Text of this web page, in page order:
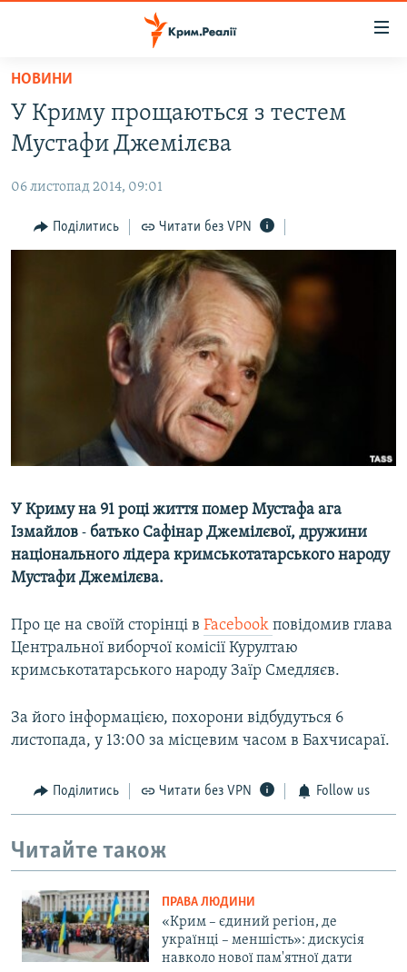
Перейти
основного
матеріалу
Перейти
до
навігації
Перейти
ВОДА.КРИМ
ВІДЕО ТА ФОТО
ПОЛІТИКА
БЛОГИ
СПЕЦПРОЕКТИ
ВІДЕОУРОКИ «ELIFBE»
СВІДЧЕННЯ ОКУПАЦІЇ
ІНФОГРАФІКА
ЯК ОБІЙТИ БЛОКУВАННЯ
Qırımtatar
ДОЛУЧАЙСЯ!
НОВИНИ
У Криму прощаються з тестем
Мустафи Джемілєва
06 листопад 2014, 09:01
Поділитись Читати без VPN
У Криму на 91 році життя помер Мустафа ага
Ізмайлов - батько Сафінар Джемілєвої, дружини
національного лідера кримськотатарського народу
Мустафи Джемілєва.
Про це на своїй сторінці в Facebook повідомив глава
Центральної виборчої комісії Курултаю
кримськотатарського народу Заїр Смедляєв.
За його інформацією, похорони відбудуться 6
листопада, у 13:00 за місцевим часом в Бахчисараї.
Поділитись Читати без VPN Follow us
Читайте також
ПРАВА ЛЮДИНИ
«Крим – єдиний регіон, де
українці – меншість»: дискусія
навколо нової пам'ятної дати